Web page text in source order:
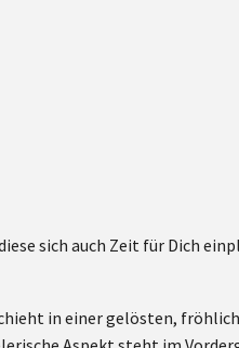
sich auch Zeit für Dich
in einer gelösten,